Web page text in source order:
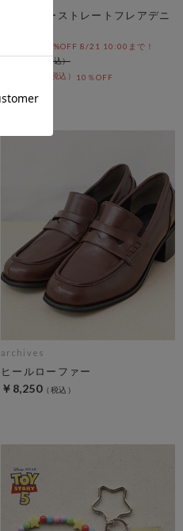
フロッキーストレートフレアデニ
pre-order10%OFF 8/21 10:00まで！
10％OFF
￥8,800
archives
ヒールローファー
￥8,250